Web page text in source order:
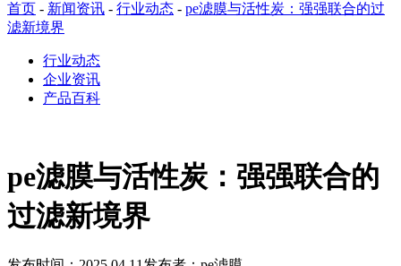
首页 - 新闻资讯 - 行业动态 - pe滤膜与活性炭：强强联合的过
滤新境界
行业动态
企业资讯
产品百科
pe滤膜与活性炭：强强联合的
过滤新境界